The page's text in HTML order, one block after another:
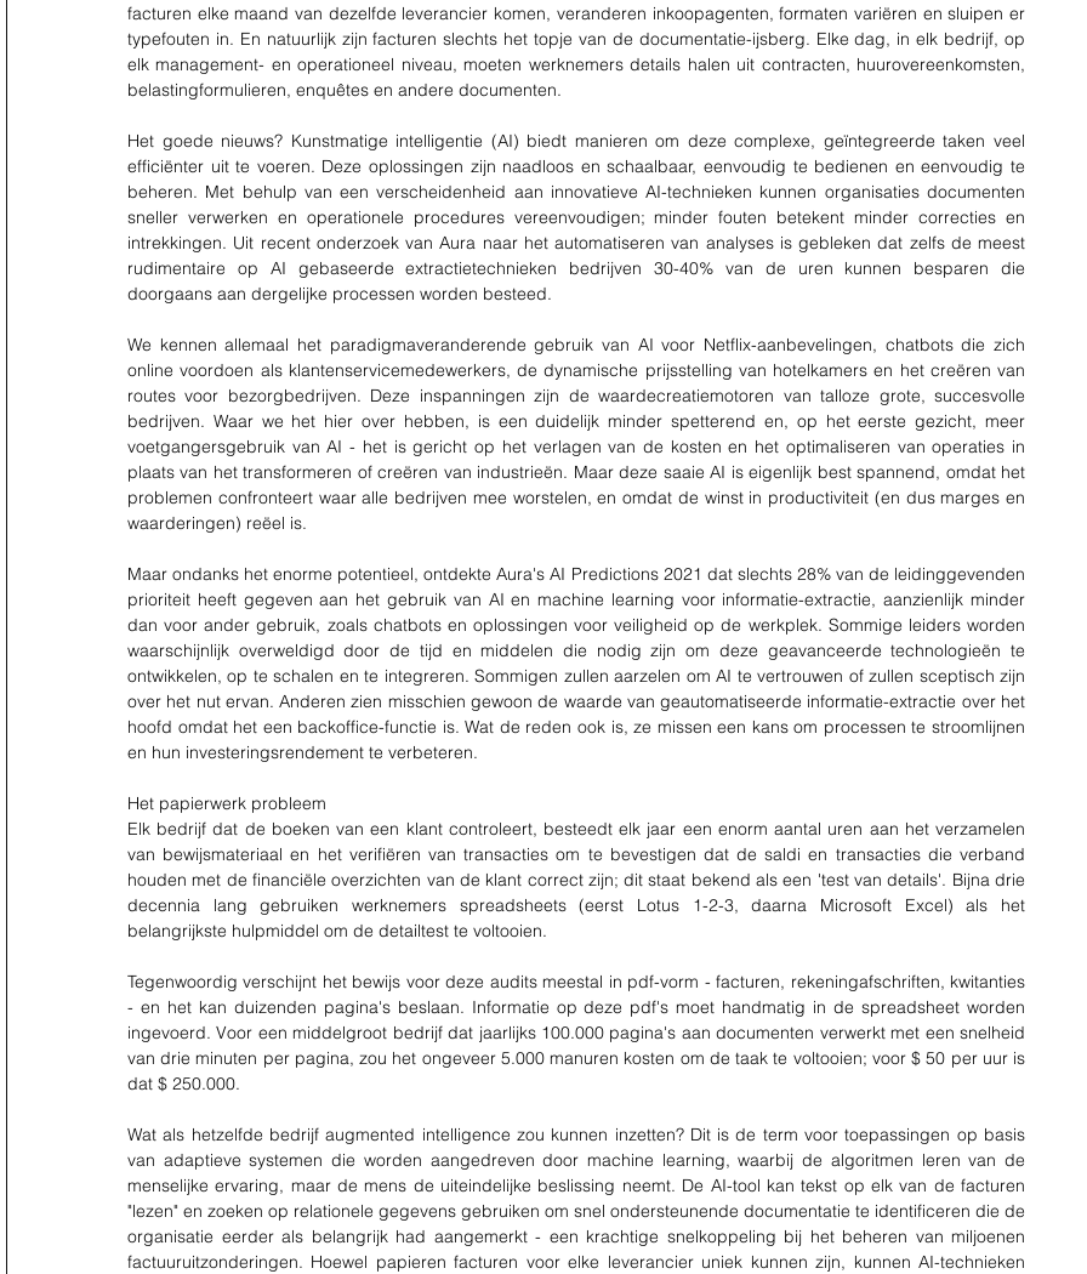
facturen elke maand van dezelfde leverancier komen, veranderen inkoopagenten, formaten variëren en sluipen er
typefouten in. En natuurlijk zijn facturen slechts het topje van de documentatie-ijsberg. Elke dag, in elk bedrijf, op
elk management- en operationeel niveau, moeten werknemers details halen uit contracten, huurovereenkomsten,
belastingformulieren, enquêtes en andere documenten.
Het goede nieuws? Kunstmatige intelligentie (AI) biedt manieren om deze complexe, geïntegreerde taken veel
efficiënter uit te voeren. Deze oplossingen zijn naadloos en schaalbaar, eenvoudig te bedienen en eenvoudig te
beheren. Met behulp van een verscheidenheid aan innovatieve AI-technieken kunnen organisaties documenten
sneller verwerken en operationele procedures vereenvoudigen; minder fouten betekent minder correcties en
intrekkingen. Uit recent onderzoek van Aura naar het automatiseren van analyses is gebleken dat zelfs de meest
rudimentaire op AI gebaseerde extractietechnieken bedrijven 30-40% van de uren kunnen besparen die
doorgaans aan dergelijke processen worden besteed.
We kennen allemaal het paradigmaveranderende gebruik van AI voor Netflix-aanbevelingen, chatbots die zich
online voordoen als klantenservicemedewerkers, de dynamische prijsstelling van hotelkamers en het creëren van
routes voor bezorgbedrijven. Deze inspanningen zijn de waardecreatiemotoren van talloze grote, succesvolle
bedrijven. Waar we het hier over hebben, is een duidelijk minder spetterend en, op het eerste gezicht, meer
voetgangersgebruik van AI - het is gericht op het verlagen van de kosten en het optimaliseren van operaties in
plaats van het transformeren of creëren van industrieën. Maar deze saaie AI is eigenlijk best spannend, omdat het
problemen confronteert waar alle bedrijven mee worstelen, en omdat de winst in productiviteit (en dus marges en
waarderingen) reëel is.
Maar ondanks het enorme potentieel, ontdekte Aura's AI Predictions 2021 dat slechts 28% van de leidinggevenden
prioriteit heeft gegeven aan het gebruik van AI en machine learning voor informatie-extractie, aanzienlijk minder
dan voor ander gebruik, zoals chatbots en oplossingen voor veiligheid op de werkplek. Sommige leiders worden
waarschijnlijk overweldigd door de tijd en middelen die nodig zijn om deze geavanceerde technologieën te
ontwikkelen, op te schalen en te integreren. Sommigen zullen aarzelen om AI te vertrouwen of zullen sceptisch zijn
over het nut ervan. Anderen zien misschien gewoon de waarde van geautomatiseerde informatie-extractie over het
hoofd omdat het een backoffice-functie is. Wat de reden ook is, ze missen een kans om processen te stroomlijnen
en hun investeringsrendement te verbeteren.
Het papierwerk probleem
Elk bedrijf dat de boeken van een klant controleert, besteedt elk jaar een enorm aantal uren aan het verzamelen
van bewijsmateriaal en het verifiëren van transacties om te bevestigen dat de saldi en transacties die verband
houden met de financiële overzichten van de klant correct zijn; dit staat bekend als een 'test van details'. Bijna drie
decennia lang gebruiken werknemers spreadsheets (eerst Lotus 1-2-3, daarna Microsoft Excel) als het
belangrijkste hulpmiddel om de detailtest te voltooien.
Tegenwoordig verschijnt het bewijs voor deze audits meestal in pdf-vorm - facturen, rekeningafschriften, kwitanties
- en het kan duizenden pagina's beslaan. Informatie op deze pdf's moet handmatig in de spreadsheet worden
ingevoerd. Voor een middelgroot bedrijf dat jaarlijks 100.000 pagina's aan documenten verwerkt met een snelheid
van drie minuten per pagina, zou het ongeveer 5.000 manuren kosten om de taak te voltooien; voor $ 50 per uur is
dat $ 250.000.
Wat als hetzelfde bedrijf augmented intelligence zou kunnen inzetten? Dit is de term voor toepassingen op basis
van adaptieve systemen die worden aangedreven door machine learning, waarbij de algoritmen leren van de
menselijke ervaring, maar de mens de uiteindelijke beslissing neemt. De AI-tool kan tekst op elk van de facturen
"lezen" en zoeken op relationele gegevens gebruiken om snel ondersteunende documentatie te identificeren die de
organisatie eerder als belangrijk had aangemerkt - een krachtige snelkoppeling bij het beheren van miljoenen
factuuruitzonderingen. Hoewel papieren facturen voor elke leverancier uniek kunnen zijn, kunnen AI-technieken